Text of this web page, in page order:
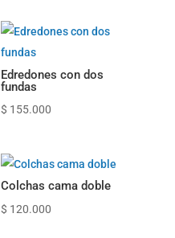
Edredones con dos
fundas
$ 155.000
Colchas cama doble
$ 120.000